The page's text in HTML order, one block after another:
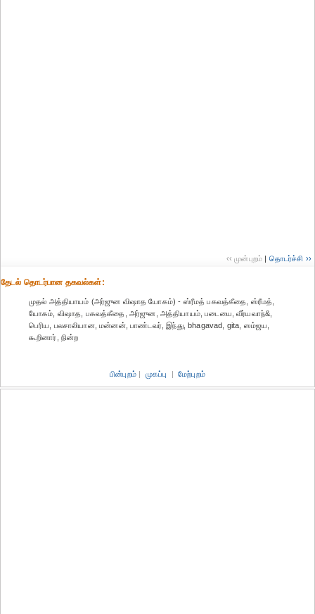
‹‹ முன்புறம் | தொடர்ச்சி ››
தேட‌ல் தொட‌ர்பான தகவ‌ல்க‌ள்:
முதல் அத்தியாயம் (அர்ஜுன விஷாத யோகம்) - ஸ்ரீமத் பகவத்கீதை, ஸ்ரீமத்,
யோகம், விஷாத, பகவத்கீதை, அர்ஜுன, அத்தியாயம், படையை, வீர்யவாந்&,
பெரிய, பலசாலியான, மன்னன், பாண்டவர், இந்து, bhagavad, gita, ஸம்ஜய,
கூறினார், நின்ற
பின்புறம் | முகப்பு | மேற்புறம்